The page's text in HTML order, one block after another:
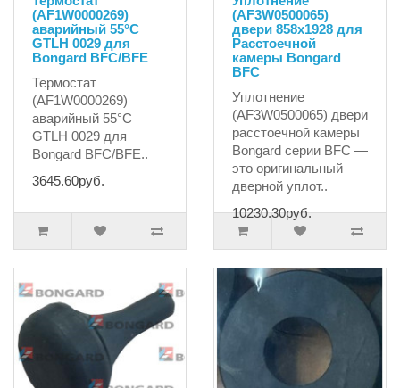
(AF1W0000269)
аварийный 55°C
GTLH 0029 для
Bongard BFC/BFE
Термостат
(AF1W0000269)
аварийный 55°C
GTLH 0029 для
Bongard BFC/BFE..
3645.60руб.
(AF3W0500065)
двери 858x1928 для
Расстоечной
камеры Bongard
BFC
Уплотнение
(AF3W0500065) двери
расстоечной камеры
Bongard серии BFC —
это оригинальный
дверной уплот..
10230.30руб.